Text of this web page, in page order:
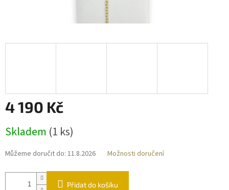
4 190 Kč
cena:
Skladem (1 ks)
Můžeme doručit do: 11.8.2026 Možnosti doručení
Přidat do košíku